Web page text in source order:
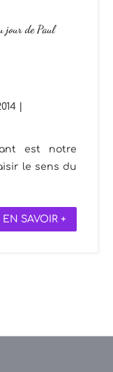
jour de Paul
|
est notre
le sens du
EN SAVOIR +